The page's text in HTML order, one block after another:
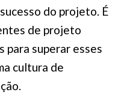
do projeto. É
de projeto
para superar esses
cultura de